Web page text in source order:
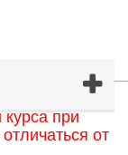
при
от